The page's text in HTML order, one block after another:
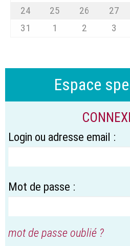
24
25 26 27
31
1 2 3
Espace
Login ou adresse email :
Mot de passe :
mot de passe oublié ?